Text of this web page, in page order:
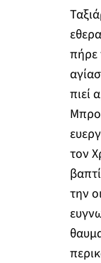
πήρε
πιεί
τον
την